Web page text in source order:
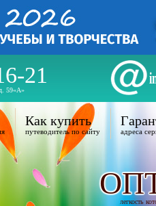
21
59«А»
Как купить
путеводитель по сайту адреса
легкость